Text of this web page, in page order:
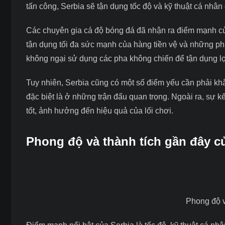
tấn công, Serbia sẽ tận dụng tốc độ và kỹ thuật cá
Các chuyên gia cá độ bóng đá đã nhận ra điểm mạnh
tận dụng tối đa sức mạnh của hàng tiền vệ và những
không ngại sử dụng các pha không chiến để tận dụng
Tuy nhiên, Serbia cũng có một số điểm yếu cần phải
đặc biệt là ở những trận đấu quan trọng. Ngoài ra, sự
tốt, ảnh hưởng đến hiệu quả của lối chơi.
Phong độ và thành tích gần đây
Phong độ